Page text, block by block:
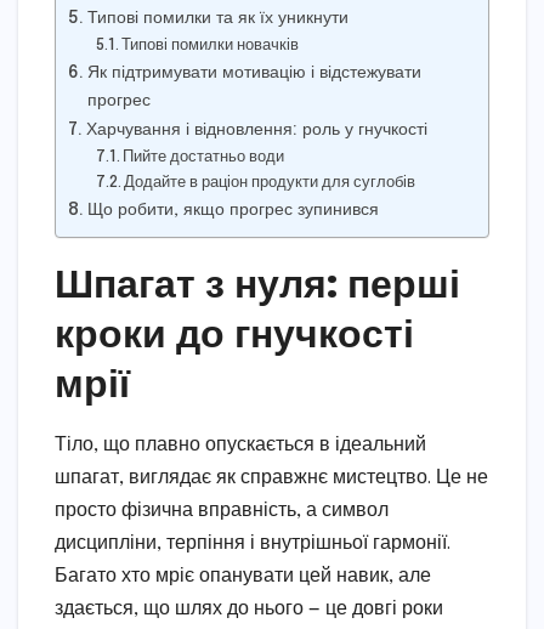
Типові помилки та як їх уникнути
Типові помилки новачків
Як підтримувати мотивацію і відстежувати
прогрес
Харчування і відновлення: роль у гнучкості
Пийте достатньо води
Додайте в раціон продукти для суглобів
Що робити, якщо прогрес зупинився
Шпагат з нуля: перші
кроки до гнучкості
мрії
Тіло, що плавно опускається в ідеальний
шпагат, виглядає як справжнє мистецтво. Це не
просто фізична вправність, а символ
дисципліни, терпіння і внутрішньої гармонії.
Багато хто мріє опанувати цей навик, але
здається, що шлях до нього — це довгі роки